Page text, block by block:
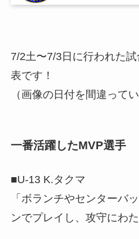
7/2土〜7/3日に行われた
表です！
（画像の日付を間違って
一番活躍したMVP選手
■U-13 K.タクマ
「ボランチやセンターバ
ンでプレイし、攻守に